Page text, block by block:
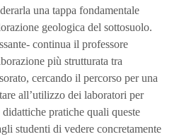
una tappa fondamentale
geologica del sottosuolo.
continua il professore
più strutturata tra
cercando il percorso per una
all’utilizzo dei laboratori per
pratiche quali queste
studenti di vedere concretamente